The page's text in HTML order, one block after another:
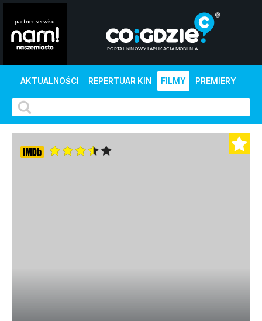
AKTUALNOŚCI REPERTUAR KIN FILMY PREMIERY